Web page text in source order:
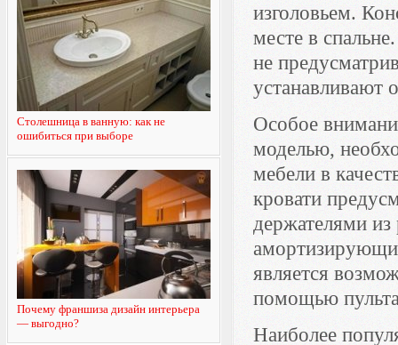
Столешница в ванную: как не
ошибиться при выборе
Почему франшиза дизайн интерьера
— выгодно?
изголовьем.
месте в
не
устанавливают
Особое
моделью,
мебели в
кровати
держателями из
является
помощью
Наиболее